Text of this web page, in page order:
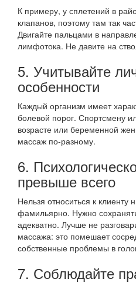
К примеру, у сплетений в
клапанов, поэтому там так
Двигайте пальцами в
лимфотока. Не давите на
5. Учитывайте
особенности
Каждый организм имеет
болевой порог. Спортсмену
возрасте или беременной
массаж по-разному.
6.
превыше всего
Нельзя относиться к клиенту
фамильярно. Нужно
адекватно. Лучше не
массажа: это помешает
собственные проблемы в
7. Соблюдайте